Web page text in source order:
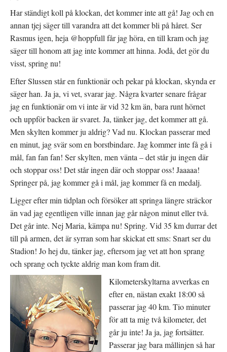
Har ständigt koll på klockan, det kommer inte att gå! Jag och en
annan tjej säger till varandra att det kommer bli på håret. Ser
Rasmus igen, heja @hoppfull får jag höra, en till kram och jag
säger till honom att jag inte kommer att hinna. Jodå, det gör du
visst, spring nu!
Efter Slussen står en funktionär och pekar på klockan, skynda er
säger han. Ja ja, vi vet, svarar jag. Några kvarter senare frågar
jag en funktionär om vi inte är vid 32 km än, bara runt hörnet
och uppför backen är svaret. Ja, tänker jag, det kommer att gå.
Men skylten kommer ju aldrig? Vad nu. Klockan passerar med
en minut, jag svär som en borstbindare. Jag kommer inte få gå i
mål, fan fan fan! Ser skylten, men vänta – det står ju ingen där
och stoppar oss! Det står ingen där och stoppar oss! Jaaaaa!
Springer på, jag kommer gå i mål, jag kommer få en medalj.
Ligger efter min tidplan och försöker att springa längre sträckor
än vad jag egentligen ville innan jag går någon minut eller två.
Det går inte. Nej Maria, kämpa nu! Spring. Vid 35 km durrar det
till på armen, det är syrran som har skickat ett sms: Snart ser du
Stadion! Jo hej du, tänker jag, eftersom jag vet att hon sprang
och sprang och tyckte aldrig man kom fram dit.
Kilometerskyltarna avverkas en
efter en, nästan exakt 18:00 så
passerar jag 40 km. Tio minuter
för att ta mig två kilometer, det
går ju inte! Ja ja, jag fortsätter.
Passerar jag bara mållinjen så har